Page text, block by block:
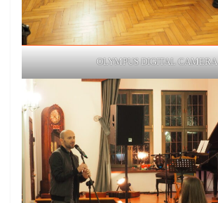
OLYMPUS DIGITAL CAMERA